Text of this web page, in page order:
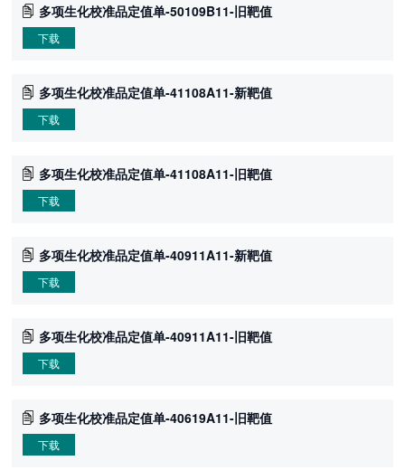
多项生化校准品定值单-50109B11-旧靶值
下载
多项生化校准品定值单-41108A11-新靶值
下载
多项生化校准品定值单-41108A11-旧靶值
下载
多项生化校准品定值单-40911A11-新靶值
下载
多项生化校准品定值单-40911A11-旧靶值
下载
多项生化校准品定值单-40619A11-旧靶值
下载